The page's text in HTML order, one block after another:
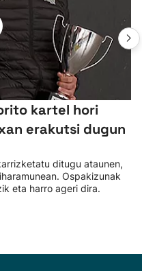
kartel hori
erakutsi dugun
ditugu ataunen,
Ospakizunak
eta harro ageri dira.